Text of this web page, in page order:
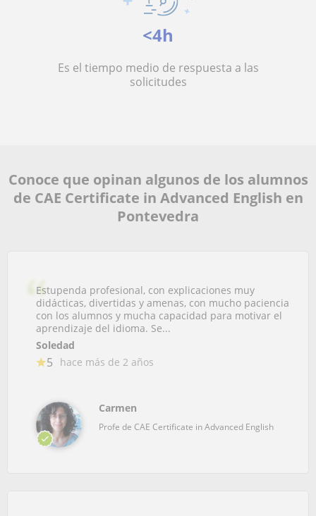
<4h
Es el tiempo medio de respuesta a las
solicitudes
Conoce que opinan algunos de los alumnos
de CAE Certificate in Advanced English en
Pontevedra
Estupenda profesional, con explicaciones muy
didácticas, divertidas y amenas, con mucho paciencia
con los alumnos y mucha capacidad para motivar el
aprendizaje del idioma. Se...
Soledad
5 hace más de 2 años
Carmen
Profe de CAE Certificate in Advanced English